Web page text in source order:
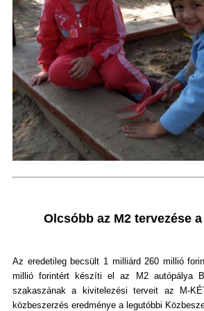
Olcsóbb az M2 tervezése
Az eredetileg becsült 1 milliárd 260 millió
millió forintért készíti el az M2 autópálya
szakaszának a kivitelezési terveit az M-
közbeszerzés eredménye a legutóbbi